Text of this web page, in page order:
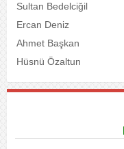
Sultan Bedelciğil
Ercan Deniz
Ahmet Başkan
Hüsnü Özaltun